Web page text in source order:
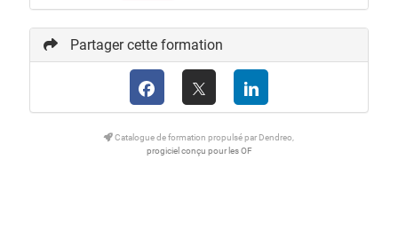
Partager cette formation
Catalogue de formation propulsé par Dendreo,
progiciel conçu pour les OF